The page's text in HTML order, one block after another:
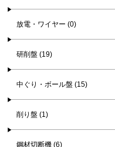
放電・ワイヤー (0)
研削盤 (19)
中ぐり・ボール盤 (15)
削り盤 (1)
鋼材切断機 (6)